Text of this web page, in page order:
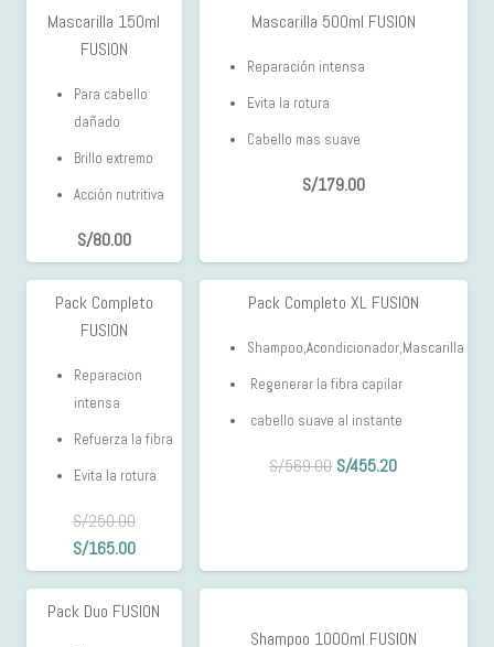
era:
S/85.00.
Mascarilla 150ml
FUSION
Para cabello
dañado
Brillo extremo
Acción nutritiva
S/80.00
Mascarilla 500ml FUSION
Reparación intensa
Evita la rotura
Cabello mas suave
S/179.00
34%
Pack Completo
FUSION
Reparacion
intensa
Refuerza la fibra
Evita la rotura
S/250.00
El
precio
original
S/165.00El
precio
actual
20%
Pack Completo XL FUSION
Shampoo,Acondicionador,Mascarilla
Regenerar la fibra capilar
cabello suave al instante
S/569.00 El
S/569.00.
S/455.20El
S/455.20.
15%
Pack Duo FUSION
Shampoo 1000ml FUSION